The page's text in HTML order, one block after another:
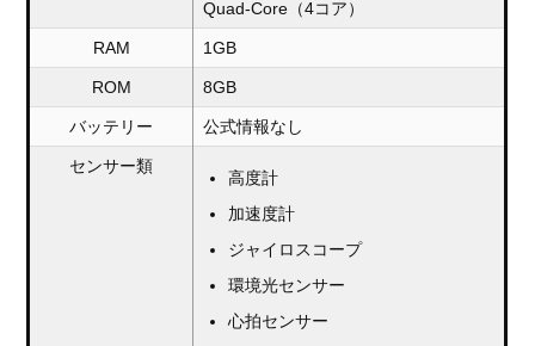
Quad-Core（4コア）
RAM 1GB
ROM 8GB
バッテリー 公式情報なし
センサー類
高度計
加速度計
ジャイロスコープ
環境光センサー
心拍センサー